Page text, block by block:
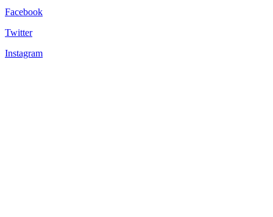
Facebook
Twitter
Instagram